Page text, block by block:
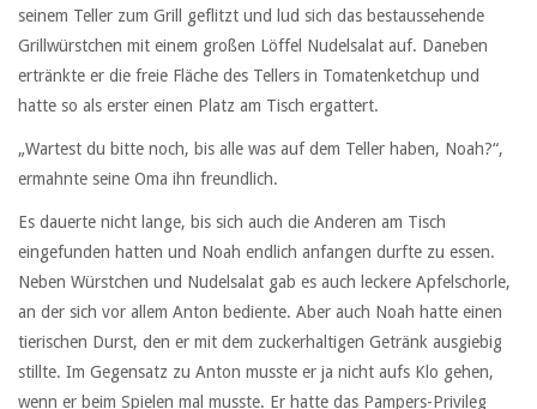
seinem Teller zum Grill geflitzt und lud sich das bestaussehende
Grillwürstchen mit einem großen Löffel Nudelsalat auf. Daneben
ertränkte er die freie Fläche des Tellers in Tomatenketchup und
hatte so als erster einen Platz am Tisch ergattert.
„Wartest du bitte noch, bis alle was auf dem Teller haben, Noah?“,
ermahnte seine Oma ihn freundlich.
Es dauerte nicht lange, bis sich auch die Anderen am Tisch
eingefunden hatten und Noah endlich anfangen durfte zu essen.
Neben Würstchen und Nudelsalat gab es auch leckere Apfelschorle,
an der sich vor allem Anton bediente. Aber auch Noah hatte einen
tierischen Durst, den er mit dem zuckerhaltigen Getränk ausgiebig
stillte. Im Gegensatz zu Anton musste er ja nicht aufs Klo gehen,
wenn er beim Spielen mal musste. Er hatte das Pampers-Privileg